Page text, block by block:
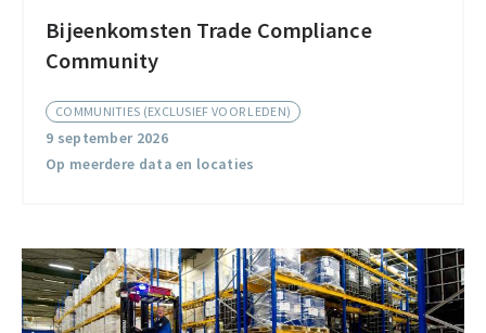
Bijeenkomsten Trade Compliance
Community
COMMUNITIES (EXCLUSIEF VOOR LEDEN)
9 september 2026
Op meerdere data en locaties
Bijeenkomsten
Trade
Community